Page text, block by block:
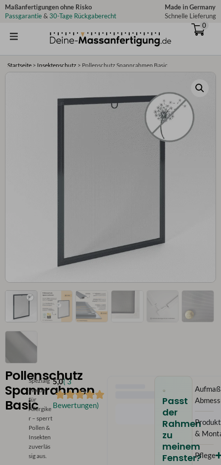
Zum
Inhalt
Maßanfertigungen ohne Risko
Passgarantie& 30-Tage Rückgaberecht
Made in Germany
Schnelle Lieferung
0
Startseite > Insektenschutz > Pollenschutz Spannrahmen Basic
Pollenschutz
Spannrahmen
Basic
Spezialg
ewebe
für
Allergike
r – sperrt
Pollen &
Insekten
zuverläs
sig aus.
5,0( 3
Bewertungen)
Passt
der
Rahmen
zu
meinem
Fenster?
&
Pflege